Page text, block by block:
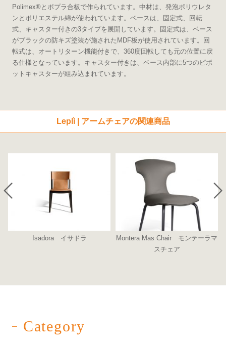
Polimex®とポプラ合板で作られています。中材は、発泡ポリウレタ
ンとポリエステル綿が使われています。ベースは、固定式、回転
式、キャスター付きの3タイプを展開しています。固定式は、ベース
がブラックの防キズ塗装が施されたMDF板が使用されています。回
転式は、オートリターン機能付きで、360度回転しても元の位置に戻
る仕様となっています。キャスター付きは、ベース内部に5つのピボ
ットキャスターが組み込まれています。
Leplì | アームチェアの関連商品
Isadora イサドラ
Montera Mas Chair モンテーラマ
スチェア
Category